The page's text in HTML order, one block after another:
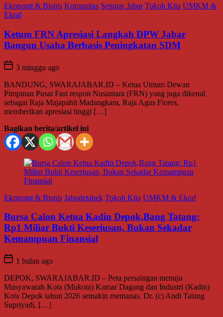
Ekonomi & Bisnis Komunitas Seputar Jabar Tokoh Kita UMKM &
Ekraf
Ketum FRN Apresiasi Langkah DPW Jabar
Bangun Usaha Berbasis Peningkatan SDM
3 minggu ago
BANDUNG, SWARAJABAR.ID – Ketua Umum Dewan
Pimpinan Pusat Fast respon Nusantara (FRN) yang juga dikenal
sebagai Raja Majapahit Madangkara, Raja Agus Flores,
memberikan apresiasi tinggi […]
Bagikan berita/artikel ini
Ekonomi & Bisnis Jabodetabek Tokoh Kita UMKM & Ekraf
Bursa Calon Ketua Kadin Depok,Bang Tatang:
Rp1 Miliar Bukti Keseriusan, Bukan Sekadar
Kemampuan Finansial
1 bulan ago
DEPOK, SWARAJABAR.ID – Peta persaingan menuju
Musyawarah Kota (Mukota) Kamar Dagang dan Industri (Kadin)
Kota Depok tahun 2026 semakin memanas. Dr. (c) Andi Tatang
Supriyadi, […]